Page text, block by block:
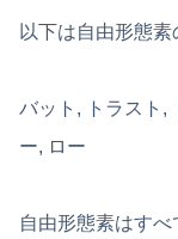
以下は自由形態素
バット, トラスト,
ー, ロー
自由形態素はす